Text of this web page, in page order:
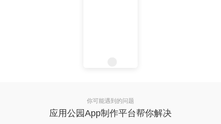
你可能遇到的问题
应用公园App制作平台帮你解决